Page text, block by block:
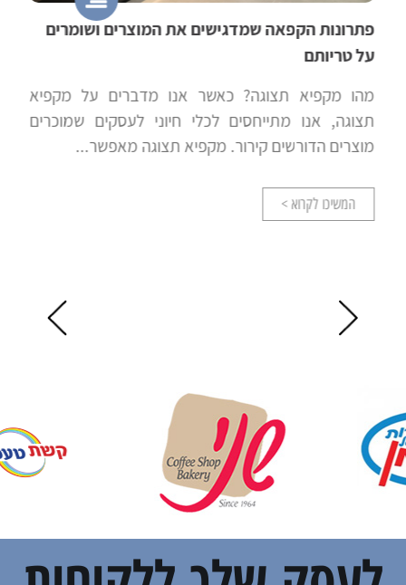
פתרונות הקפאה שמדגישים את המוצרים ושומרים
על טריותם
מהו מקפיא תצוגה? כאשר אנו מדברים על מקפיא
תצוגה, אנו מתייחסים לכלי חיוני לעסקים שמוכרים
מוצרים הדורשים קירור. מקפיא תצוגה מאפשר...
המשיכו לקרוא >